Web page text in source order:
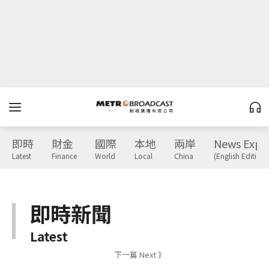
即時
Latest
財金
Finance
國際
World
本地
Local
兩岸
China
News
(English Edition)
即時新聞
Latest
下一篇 Next 》